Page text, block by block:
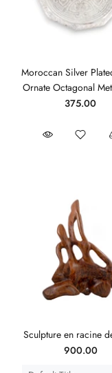
Moroccan Silver
Ornate Octagonal
375.00
Sculpture en racine
900.00